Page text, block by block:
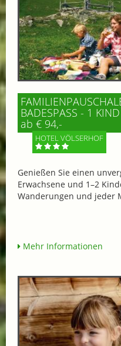
BADESPASS - 1 KIND
ab € 94,-
HOTEL VÖLSERHOF
Genießen Sie einen
Erwachsene und 1–2
Wanderungen und jeder
Mehr Informationen